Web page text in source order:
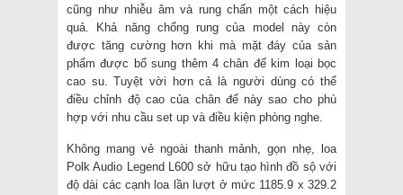
cũng như nhiễu âm và rung chấn một cách hiệu
quả. Khả năng chống rung của model này còn
được tăng cường hơn khi mà mặt đáy của sản
phẩm được bổ sung thêm 4 chân đế kim loại bọc
cao su. Tuyệt vời hơn cả là người dùng có thể
điều chỉnh độ cao của chân đế này sao cho phù
hợp với nhu cầu set up và điều kiện phòng nghe.
Không mang vẻ ngoài thanh mảnh, gọn nhẹ, loa
Polk Audio Legend L600 sở hữu tạo hình đồ sộ với
độ dài các cạnh loa lần lượt ở mức 1185.9 x 329.2